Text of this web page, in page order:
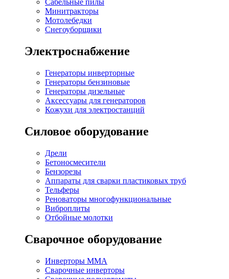
Сабельные пилы
Минитракторы
Мотолебедки
Снегоуборщики
Электроснабжение
Генераторы инверторные
Генераторы бензиновые
Генераторы дизельные
Аксессуары для генераторов
Кожухи для электростанций
Силовое оборудование
Дрели
Бетоносмесители
Бензорезы
Аппараты для сварки пластиковых труб
Тельферы
Реноваторы многофункциональные
Виброплиты
Отбойные молотки
Сварочное оборудование
Инверторы MMA
Сварочные инверторы